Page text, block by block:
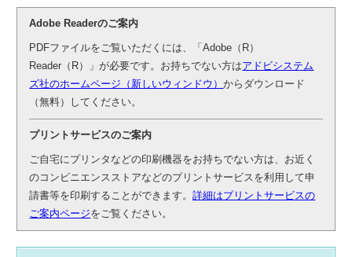
Adobe Readerのご案内
PDFファイルをご覧いただくには、「Adobe（R）
Reader（R）」が必要です。お持ちでない方はアドビシステム
ズ社のホームページ（新しいウィンドウ）からダウンロード
（無料）してください。
プリントサービスのご案内
ご自宅にプリンタなどの印刷機器をお持ちでない方は、お近く
のコンビニエンスストアなどのプリントサービスを利用して申
請書等を印刷することができます。詳細はプリントサービスの
ご案内ページをご覧ください。